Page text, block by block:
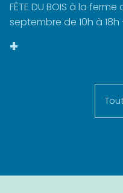
FÊTE DU BOIS à la
septembre de 10h à 18h
+